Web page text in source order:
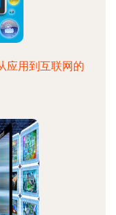
应用到互联网的